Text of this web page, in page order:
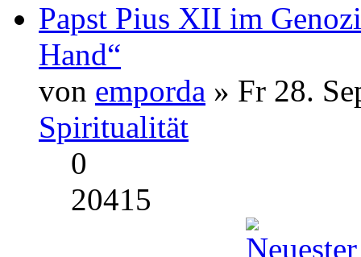
Papst Pius XII im
Hand“
von emporda » Fr 28.
Spiritualität
0
20415